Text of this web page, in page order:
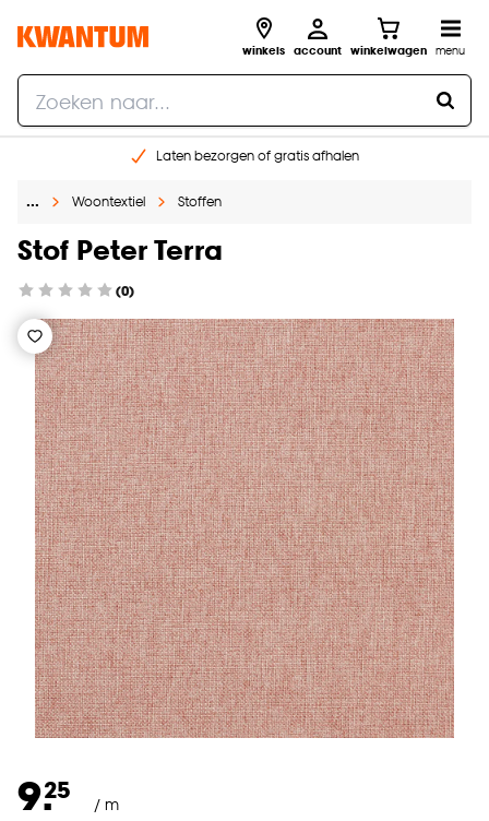
winkels account winkelwagen menu
Laten bezorgen of gratis afhalen
Gratis raam advies en opmeten aan huis
… Woontextiel Stoffen
Stof Peter Terra
(0)
9.25
/ m